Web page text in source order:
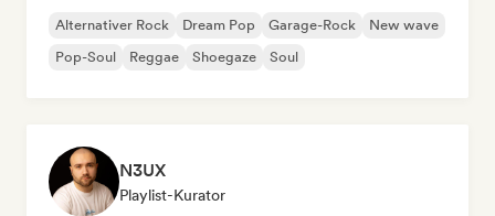
Alternativer Rock Dream Pop Garage-Rock
New wave
Pop-Soul
Reggae Shoegaze Soul
N3UX
Playlist-Kurator